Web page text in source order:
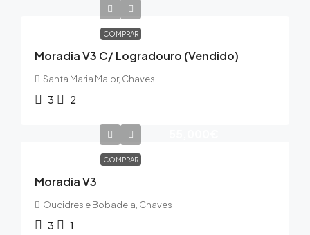
COMPRAR
Moradia V3 C/ Logradouro (Vendido)
Santa Maria Maior, Chaves
3 2
COMPRAR
Moradia V3
Oucidres e Bobadela, Chaves
3 1